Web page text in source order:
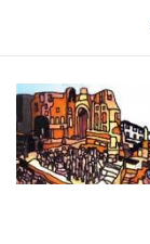
contenuto